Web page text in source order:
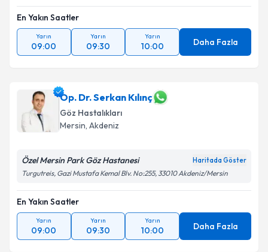
kapsamda işlenmesini kabul ediyorum.
Takvim Talebini Gönder
En Yakın Saatler
Yarın
09:00
Yarın
09:30
Yarın
10:00 Daha Fazla
Op. Dr. Serkan Kılınç
Göz Hastalıkları
Mersin, Akdeniz
Özel Mersin Park Göz Hastanesi Haritada Göster
Turgutreis, Gazi Mustafa Kemal Blv. No:255, 33010 Akdeniz/Mersin
En Yakın Saatler
Yarın
09:00
Yarın
09:30
Yarın
10:00 Daha Fazla